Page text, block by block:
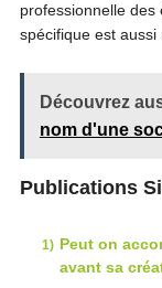
professionnelle
spécifique est aussi
Découvrez
nom d'une
Publications
Peut on
avant sa